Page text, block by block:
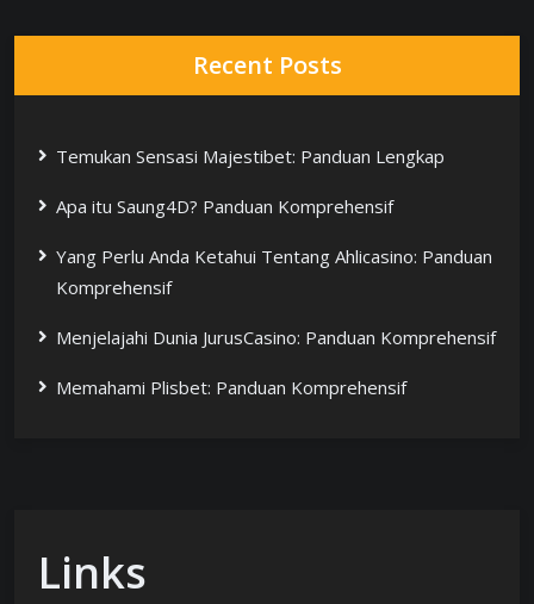
Recent Posts
Temukan Sensasi Majestibet: Panduan Lengkap
Apa itu Saung4D? Panduan Komprehensif
Yang Perlu Anda Ketahui Tentang Ahlicasino: Panduan
Komprehensif
Menjelajahi Dunia JurusCasino: Panduan Komprehensif
Memahami Plisbet: Panduan Komprehensif
Links